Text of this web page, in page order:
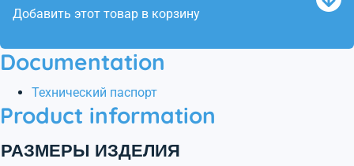
Добавить этот товар в корзину
Documentation
Технический паспорт
Product information
РАЗМЕРЫ ИЗДЕЛИЯ